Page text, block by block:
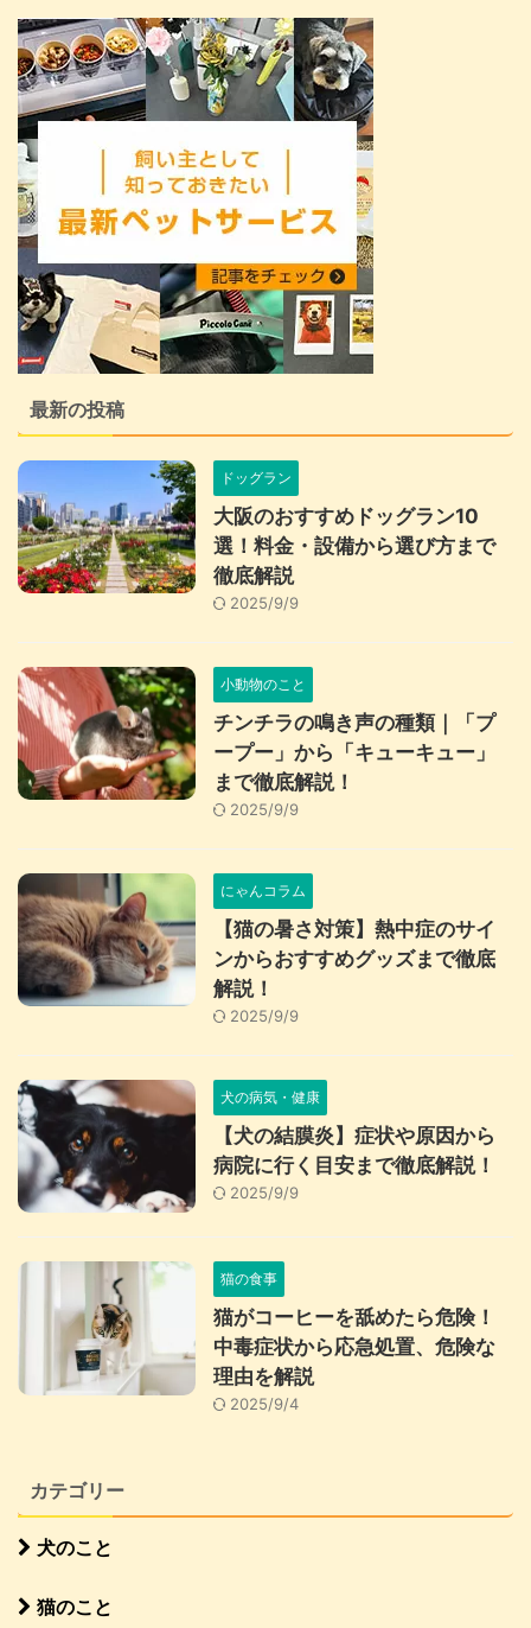
最新の投稿
ドッグラン
大阪のおすすめドッグラン10
選！料金・設備から選び方まで
徹底解説
2025/9/9
小動物のこと
チンチラの鳴き声の種類｜「プ
ープー」から「キューキュー」
まで徹底解説！
2025/9/9
にゃんコラム
【猫の暑さ対策】熱中症のサイ
ンからおすすめグッズまで徹底
解説！
2025/9/9
犬の病気・健康
【犬の結膜炎】症状や原因から
病院に行く目安まで徹底解説！
2025/9/9
猫の食事
猫がコーヒーを舐めたら危険！
中毒症状から応急処置、危険な
理由を解説
2025/9/4
カテゴリー
犬のこと
猫のこと